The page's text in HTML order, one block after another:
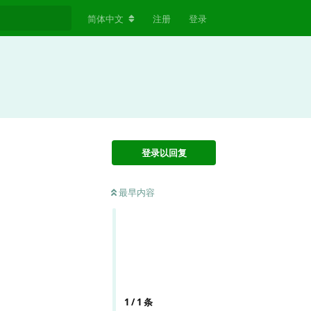
简体中文 注册 登录
登录以回复
最早内容
1 /1 条